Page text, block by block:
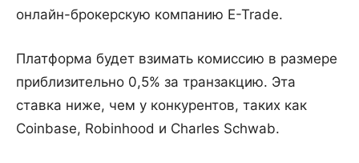
онлайн-брокерскую компанию E-Trade.
Платформа будет взимать комиссию в размере
приблизительно 0,5% за транзакцию. Эта
ставка ниже, чем у конкурентов, таких как
Coinbase, Robinhood и Charles Schwab.